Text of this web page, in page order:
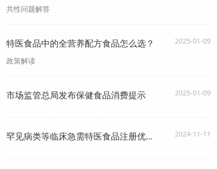
共性问题解答
特医食品中的全营养配方食品怎么选？ 2025-01-09
政策解读
市场监管总局发布保健食品消费提示 2025-01-09
罕见病类等临床急需特医食品注册优先审评审批新规发布 2024-11-11